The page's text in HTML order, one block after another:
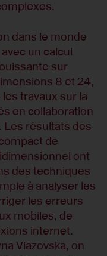
dans le monde
un calcul
sur
8 et 24,
travaux sur la
en collaboration
Les résultats des
de
ont
des techniques
à analyser les
les erreurs
mobiles, de
internet.
Viazovska, on